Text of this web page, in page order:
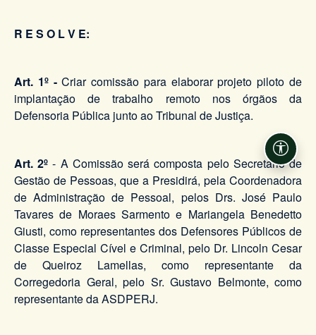
R E S O L V E:
Art. 1º -Criar comissão para elaborar projeto piloto de
implantação de trabalho remoto nos órgãos da
Defensoria Pública junto ao Tribunal de Justiça.
Art. 2º - A Comissão será composta pelo Secretário de
Gestão de Pessoas, que a Presidirá, pela Coordenadora
de Administração de Pessoal, pelos Drs. José Paulo
Tavares de Moraes Sarmento e Mariangela Benedetto
Giusti, como representantes dos Defensores Públicos de
Classe Especial Cível e Criminal, pelo Dr. Lincoln Cesar
de Queiroz Lamellas, como representante da
Corregedoria Geral, pelo Sr. Gustavo Belmonte, como
representante da ASDPERJ.